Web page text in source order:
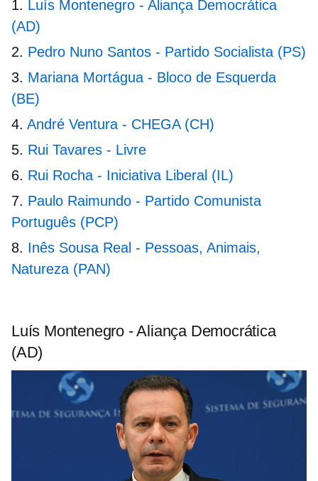
Luís Montenegro - Aliança Democrática
(AD)
Pedro Nuno Santos - Partido Socialista (PS)
Mariana Mortágua - Bloco de Esquerda
(BE)
André Ventura - CHEGA (CH)
Rui Tavares - Livre
Rui Rocha - Iniciativa Liberal (IL)
Paulo Raimundo - Partido Comunista
Português (PCP)
Inês Sousa Real - Pessoas, Animais,
Natureza (PAN)
Luís Montenegro - Aliança Democrática
(AD)